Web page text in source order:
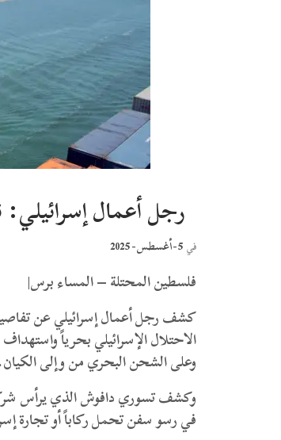
رجل أعمال
في 5-أغسطس- 2025
فلسطين المحتلة – المساء برس|
كشف رجل أعمال إسرائيلي عن تفاصيل
الاحتلال الإسرائيلي بحرياً
وعلى الشحن البحري من وإلى الكيان.
وكشف تسوري دافوش الذي يرأس شركة
في رسو سفن تحمل ركاباً أو تجارة